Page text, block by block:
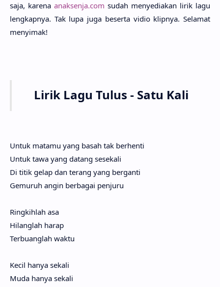
saja, kare­na anaksenja.com sudah menyedia­kan lirik lagu
lengkap­nya. Tak lupa juga beser­ta vidio klip­nya. Sela­mat
menyi­mak!
Lirik Lagu Tulus - Satu Kali
Untuk mata­mu yang basah tak berhen­ti
Untuk tawa yang datang seseka­li
Di titik gelap dan terang yang bergan­ti
Gemu­ruh angin berba­gai penju­ru
Ringkih­lah asa
Hilang­lah harap
Terbuang­lah waktu
Kecil hanya seka­li
Muda hanya seka­li